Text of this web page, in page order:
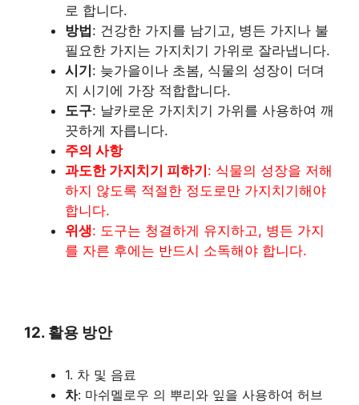
로 합니다.
방법 : 건강한 가지를 남기고, 병든 가지나 불
필요한 가지는 가지치기 가위로 잘라냅니다.
시기 : 늦가을이나 초봄, 식물의 성장이 더뎌
지 시기에 가장 적합합니다.
도구: 날카로운 가지치기 가위를 사용하여 깨
끗하게 자릅니다.
주의 사항
과도한 가지치기 피하기 : 식물의 성장을 저해
하지 않도록 적절한 정도로만 가지치기해야
합니다.
위생: 도구는 청결하게 유지하고, 병든 가지
를 자른 후에는 반드시 소독해야 합니다.
12. 활용 방안
1. 차 및 음료
차: 마쉬멜로우 의 뿌리와 잎을 사용하여 허브